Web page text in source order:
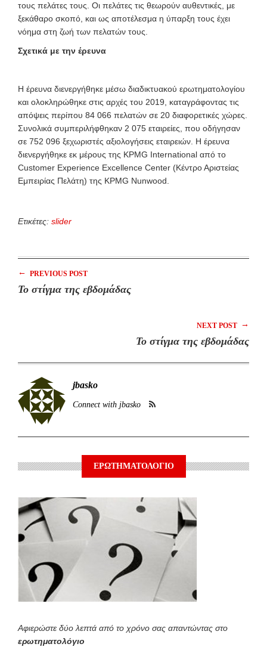
τους πελάτες τους. Οι πελάτες τις θεωρούν αυθεντικές, με
ξεκάθαρο σκοπό, και ως αποτέλεσμα η ύπαρξη τους έχει
νόημα στη ζωή των πελατών τους.
Σχετικά με την έρευνα
Η έρευνα διενεργήθηκε μέσω διαδικτυακού ερωτηματολογίου
και ολοκληρώθηκε στις αρχές του 2019, καταγράφοντας τις
απόψεις περίπου 84 066 πελατών σε 20 διαφορετικές χώρες.
Συνολικά συμπεριλήφθηκαν 2 075 εταιρείες, που οδήγησαν
σε 752 096 ξεχωριστές αξιολογήσεις εταιρειών. Η έρευνα
διενεργήθηκε εκ μέρους της KPMG International από το
Customer Experience Excellence Center (Κέντρο Αριστείας
Εμπειρίας Πελάτη) της KPMG Nunwood.
Ετικέτες: slider
← PREVIOUS POST
Το στίγμα της εβδομάδας
NEXT POST →
Το στίγμα της εβδομάδας
jbasko
Connect with jbasko
ΕΡΩΤΗΜΑΤΟΛΟΓΙΟ
Αφιερώστε δύο λεπτά από το χρόνο σας απαντώντας στο
ερωτηματολόγιο